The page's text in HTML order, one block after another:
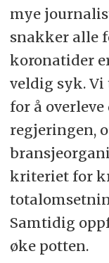
mye
snakker alle
koronatider
veldig syk.
for å overleve
regjeringen,
kriteriet for
Samtidig
øke potten.